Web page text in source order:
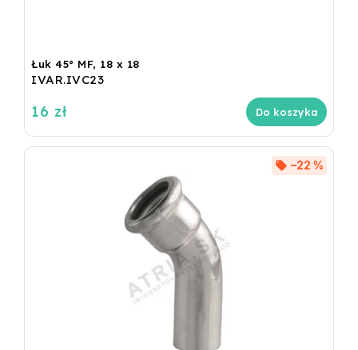
Łuk 45° MF, 18 x 18
IVAR.IVC23
16 zł Do koszyka
–22 %